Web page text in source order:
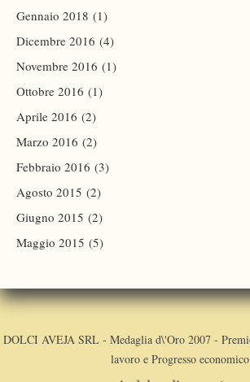
Gennaio 2018 (1)
Dicembre 2016 (4)
Novembre 2016 (1)
Ottobre 2016 (1)
Aprile 2016 (2)
Marzo 2016 (2)
Febbraio 2016 (3)
Agosto 2015 (2)
Giugno 2015 (2)
Maggio 2015 (5)
DOLCI AVEJA SRL - Medaglia d\'Oro 2007 -
lavoro e Progresso